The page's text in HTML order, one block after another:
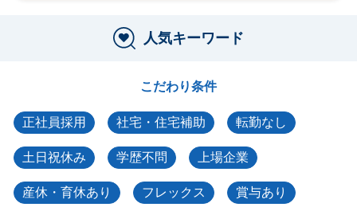
人気キーワード
こだわり条件
正社員採用 社宅・住宅補助 転勤なし
土日祝休み 学歴不問 上場企業
産休・育休あり フレックス 賞与あり